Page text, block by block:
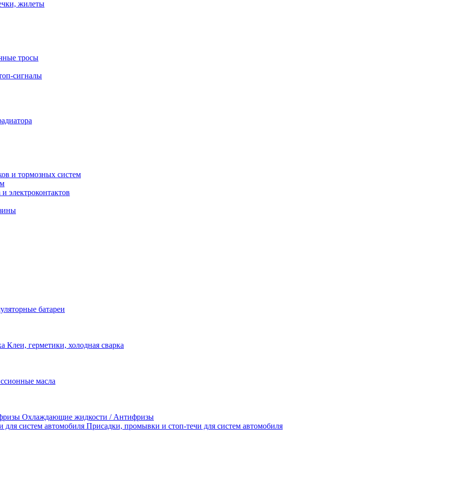
батареи
Клеи, герметики, холодная сварка
Охлаждающие жидкости / Антифризы
Присадки, промывки и стоп-течи для систем автомобиля